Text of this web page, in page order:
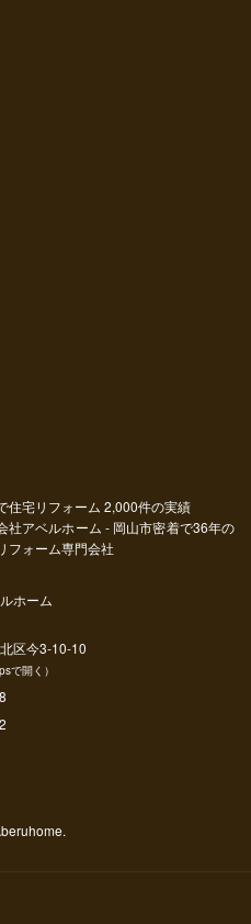
住宅リフォーム 2,000件の実績
社アベルホーム - 岡山市密着で36年の
フォーム専門会社
ホーム
区今3-10-10
で開く ）